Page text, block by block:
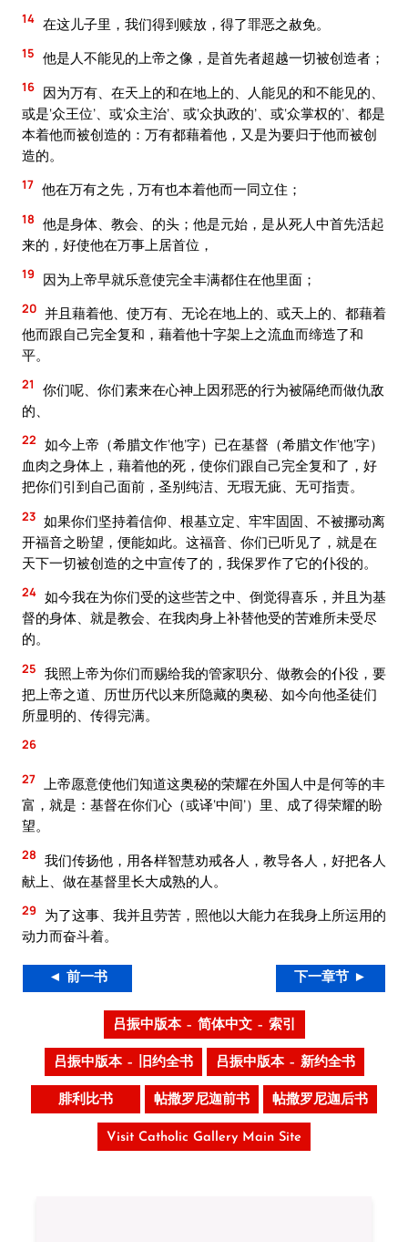
14 在这儿子里，我们得到赎放，得了罪恶之赦免。
15 他是人不能见的上帝之像，是首先者超越一切被创造者；
16 因为万有、在天上的和在地上的、人能见的和不能见的、
或是‘众王位’、或‘众主治’、或‘众执政的’、或‘众掌权的’、都是
本着他而被创造的：万有都藉着他，又是为要归于他而被创
造的。
17 他在万有之先，万有也本着他而一同立住；
18 他是身体、教会、的头；他是元始，是从死人中首先活起
来的，好使他在万事上居首位，
19 因为上帝早就乐意使完全丰满都住在他里面；
20 并且藉着他、使万有、无论在地上的、或天上的、都藉着
他而跟自己完全复和，藉着他十字架上之流血而缔造了和
平。
21
你们呢、你们素来在心神上因邪恶的行为被隔绝而做仇敌
的、
22 如今上帝（希腊文作‘他’字）已在基督（希腊文作‘他’字）
血肉之身体上，藉着他的死，使你们跟自己完全复和了，好
把你们引到自己面前，圣别纯洁、无瑕无疵、无可指责。
23 如果你们坚持着信仰、根基立定、牢牢固固、不被挪动离
开福音之盼望，便能如此。这福音、你们已听见了，就是在
天下一切被创造的之中宣传了的，我保罗作了它的仆役的。
24 如今我在为你们受的这些苦之中、倒觉得喜乐，并且为基
督的身体、就是教会、在我肉身上补替他受的苦难所未受尽
的。
25 我照上帝为你们而赐给我的管家职分、做教会的仆役，要
把上帝之道、历世历代以来所隐藏的奥秘、如今向他圣徒们
所显明的、传得完满。
26
27 上帝愿意使他们知道这奥秘的荣耀在外国人中是何等的丰
富，就是：基督在你们心（或译‘中间’）里、成了得荣耀的盼
望。
28 我们传扬他，用各样智慧劝戒各人，教导各人，好把各人
献上、做在基督里长大成熟的人。
29
为了这事、我并且劳苦，照他以大能力在我身上所运用的
动力而奋斗着。
◄ 前一书 下一章节 ►
吕振中版本 – 简体中文 – 索引
吕振中版本 – 旧约全书 吕振中版本 – 新约全书
腓利比书 帖撒罗尼迦前书 帖撒罗尼迦后书
Visit Catholic Gallery Main Site